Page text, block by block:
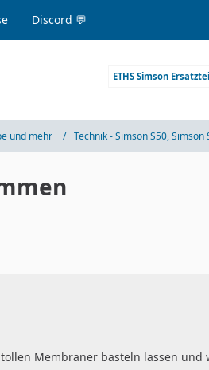
Discord 💬
ETHS Simson
und mehr Technik - Simson S50, Simson
Membraner basteln lassen